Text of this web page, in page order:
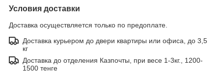
Условия доставки
Доставка осуществляется только по предоплате.
Доставка курьером до двери квартиры или офиса, до 3,5
кг
Доставка до отделения Казпочты, при весе 1-3кг., 1200-
1500 тенге